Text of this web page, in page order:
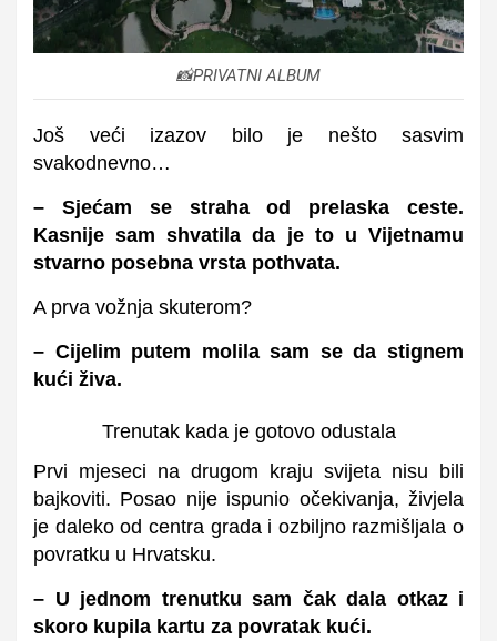
📸PRIVATNI ALBUM
Još veći izazov bilo je nešto sasvim
svakodnevno…
– Sjećam se straha od prelaska ceste.
Kasnije sam shvatila da je to u Vijetnamu
stvarno posebna vrsta pothvata.
A prva vožnja skuterom?
– Cijelim putem molila sam se da stignem
kući živa.
Trenutak kada je gotovo odustala
Prvi mjeseci na drugom kraju svijeta nisu bili
bajkoviti. Posao nije ispunio očekivanja, živjela
je daleko od centra grada i ozbiljno razmišljala o
povratku u Hrvatsku.
– U jednom trenutku sam čak dala otkaz i
skoro kupila kartu za povratak kući.